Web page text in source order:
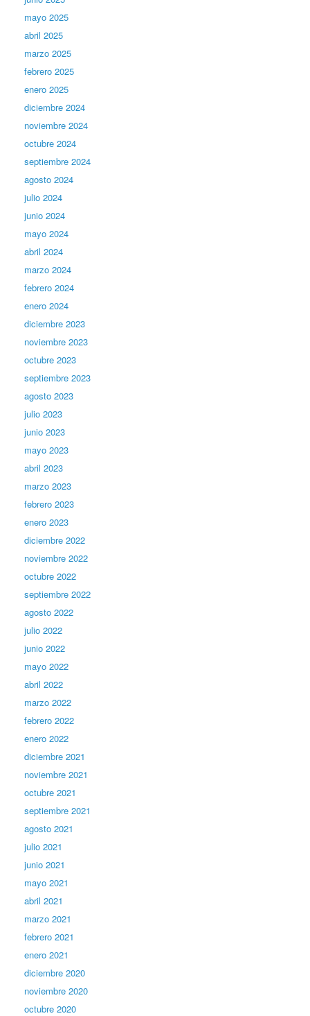
mayo 2025
abril 2025
marzo 2025
febrero 2025
enero 2025
diciembre 2024
noviembre 2024
octubre 2024
septiembre 2024
agosto 2024
julio 2024
junio 2024
mayo 2024
abril 2024
marzo 2024
febrero 2024
enero 2024
diciembre 2023
noviembre 2023
octubre 2023
septiembre 2023
agosto 2023
julio 2023
junio 2023
mayo 2023
abril 2023
marzo 2023
febrero 2023
enero 2023
diciembre 2022
noviembre 2022
octubre 2022
septiembre 2022
agosto 2022
julio 2022
junio 2022
mayo 2022
abril 2022
marzo 2022
febrero 2022
enero 2022
diciembre 2021
noviembre 2021
octubre 2021
septiembre 2021
agosto 2021
julio 2021
junio 2021
mayo 2021
abril 2021
marzo 2021
febrero 2021
enero 2021
diciembre 2020
noviembre 2020
octubre 2020